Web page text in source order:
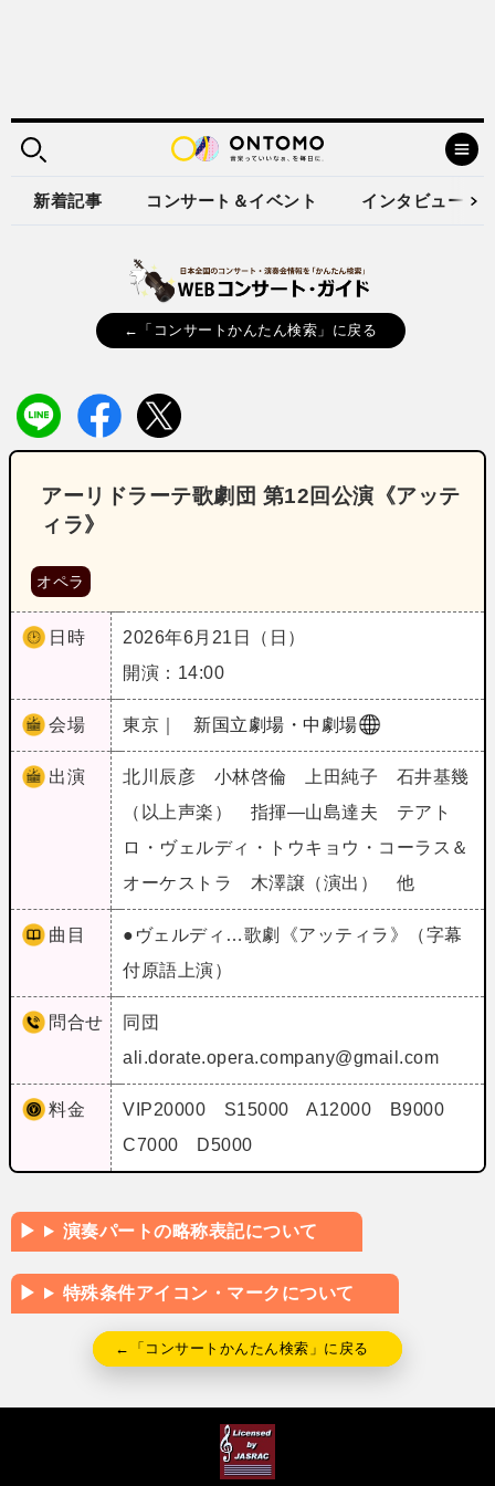
新着記事 コンサート＆イベント インタビュー
←「コンサートかんたん検索」に戻る
アーリドラーテ歌劇団 第12回公演《アッテ
ィラ》
オペラ
日時
2026年6月21日（日）
開演：14:00
会場 東京｜ 新国立劇場・中劇場
出演
北川辰彦 小林啓倫 上田純子 石井基幾
（以上声楽） 指揮―山島達夫 テアト
ロ・ヴェルディ・トウキョウ・コーラス＆
オーケストラ 木澤譲（演出） 他
曲目
●ヴェルディ…歌劇《アッティラ》（字幕
付原語上演）
問合せ
同団
ali.dorate.opera.company@gmail.com
料金
VIP20000 S15000 A12000 B9000
C7000 D5000
演奏パートの略称表記について
特殊条件アイコン・マークについて
←「コンサートかんたん検索」に戻る